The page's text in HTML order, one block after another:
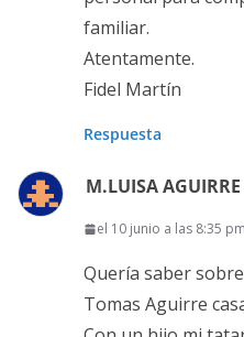
familiar.
Atentamente.
Fidel Martín
Respuesta
M.LUISA
el 10 junio a las 8:35 pm
Quería saber
Tomas Aguirre